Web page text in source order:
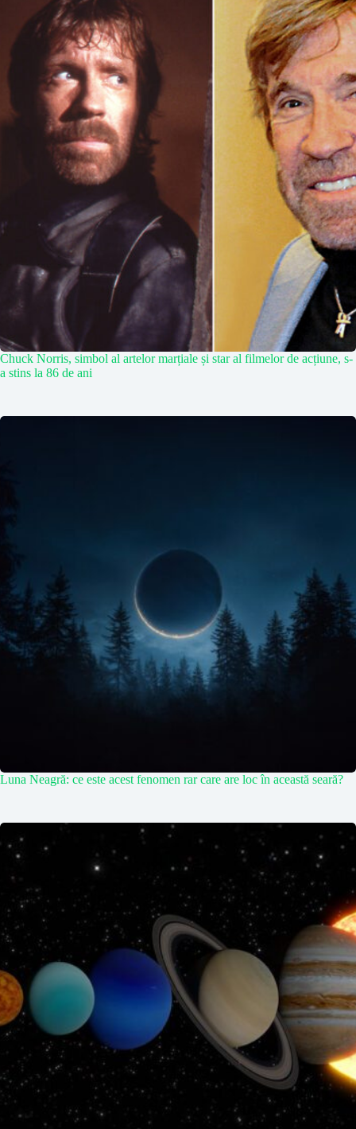
Chuck Norris, simbol al artelor marțiale și star al filmelor de acțiune, s-
a stins la 86 de ani
Luna Neagră: ce este acest fenomen rar care are loc în această seară?